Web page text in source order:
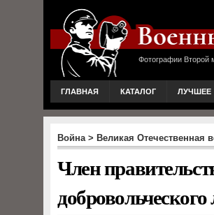
Фотографии Второй
ГЛАВНАЯ КАТАЛОГ ЛУЧШЕЕ
Война> Великая Отечественная
Член